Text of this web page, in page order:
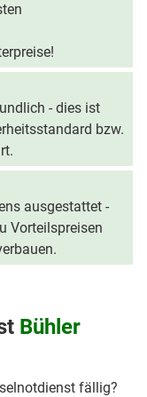
- dies ist
bzw.
ausgestattet -
Vorteilspreisen
Bühler
fällig?